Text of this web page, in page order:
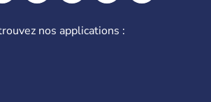
nos applications :